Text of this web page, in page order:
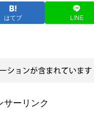
はてブ LINE
サーリンク